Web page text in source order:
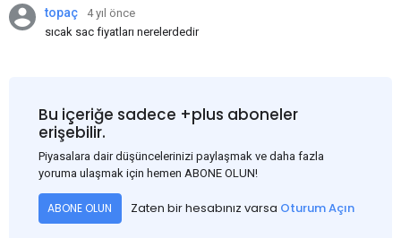
topaç
4 yıl önce
sıcak sac fiyatları nerelerdedir
Bu içeriğe sadece +plus aboneler
erişebilir.
Piyasalara dair düşüncelerinizi paylaşmak ve daha fazla
yoruma ulaşmak için hemen ABONE OLUN!
ABONE OLUN Zaten bir hesabınız varsa Oturum Açın